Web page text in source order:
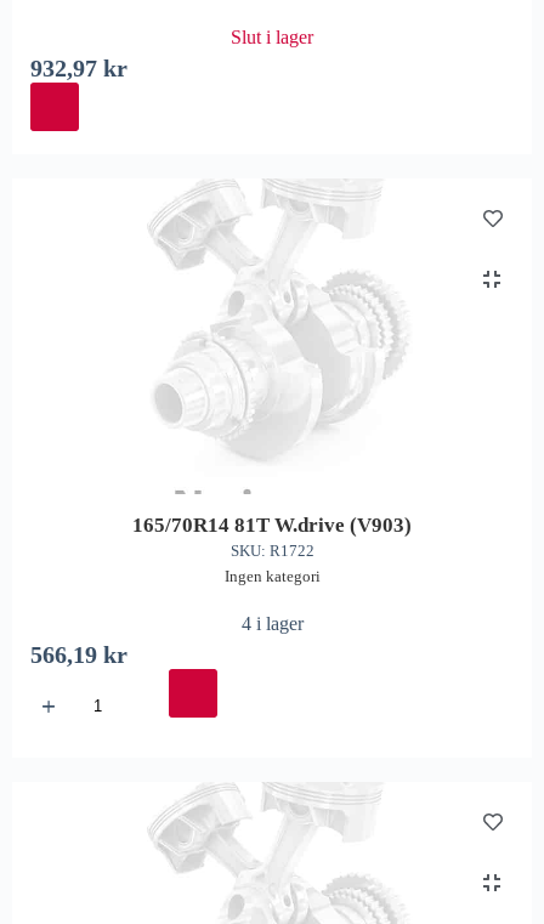
Slut i lager
932,97 kr
165/70R14 81T W.drive (V903)
SKU: R1722
Ingen kategori
4 i lager
566,19 kr